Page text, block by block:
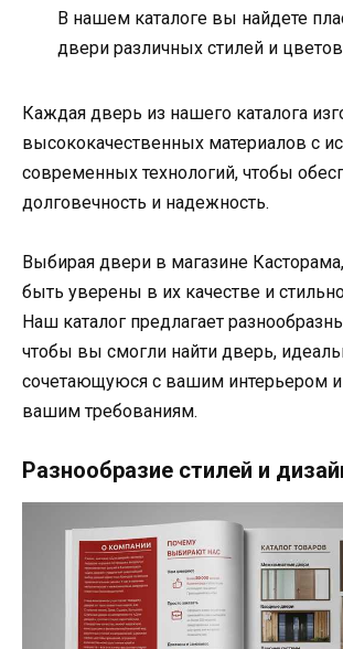
В нашем каталоге вы найдете
двери различных стилей и
Каждая дверь из нашего каталога
высококачественных материалов с
современных технологий, чтобы
долговечность и надежность.
Выбирая двери в магазине
быть уверены в их качестве и
Наш каталог предлагает
чтобы вы смогли найти дверь,
сочетающуюся с вашим интерьером
вашим требованиям.
Разнообразие стилей и